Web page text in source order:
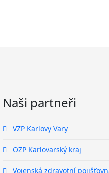
Naši partneři
VZP Karlovy Vary
OZP Karlovarský kraj
Vojenská zdravotní